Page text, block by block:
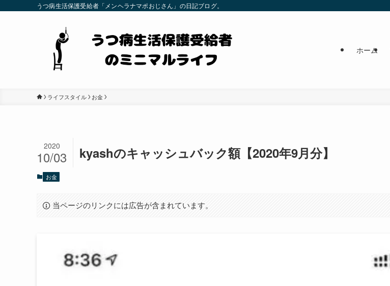
うつ病生活保護受給者「メンヘラナマポおじさん」の日記ブログ。
ホーム
ライフスタイル お金
kyashのキャッシュバック額【2020年9月分】
2020
10/03
お金
当ページのリンクには広告が含まれています。